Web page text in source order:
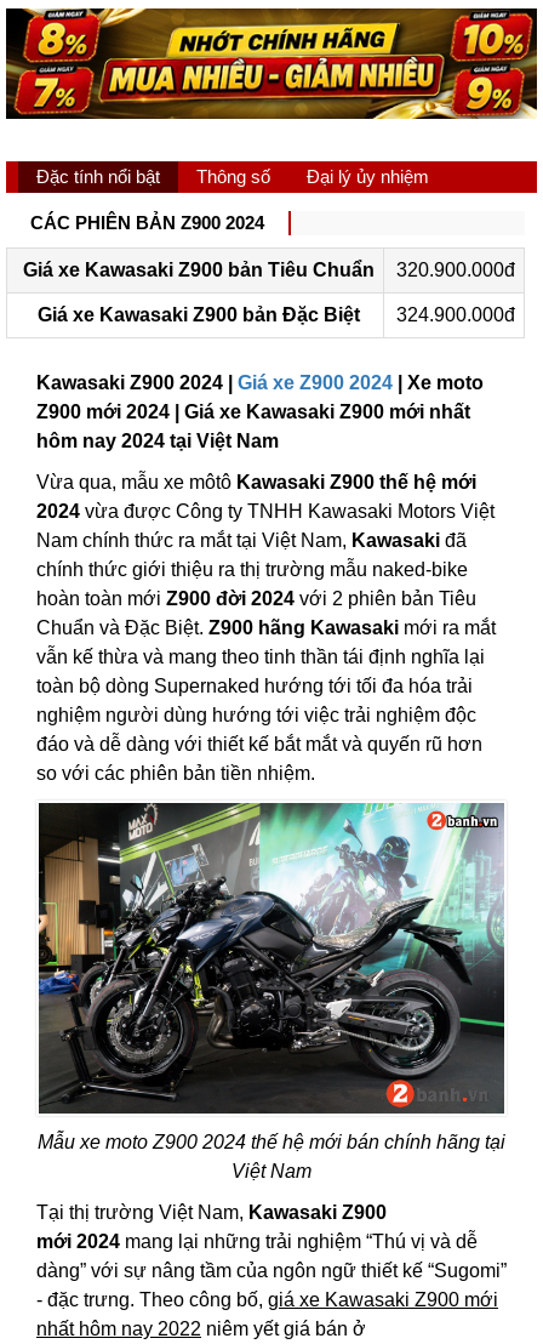
Đặc tính nổi bật Thông số Đại lý ủy nhiệm
CÁC PHIÊN BẢN Z900 2024
Giá xe Kawasaki Z900 bản Tiêu Chuẩn 320.900.000đ
Giá xe Kawasaki Z900 bản Đặc Biệt 324.900.000đ
Kawasaki Z900 2024 | Giá xe Z900 2024 | Xe moto
Z900 mới 2024 | Giá xe Kawasaki Z900 mới nhất
hôm nay 2024 tại Việt Nam
Vừa qua, mẫu xe môtô Kawasaki Z900 thế hệ mới
2024 vừa được Công ty TNHH Kawasaki Motors Việt
Nam chính thức ra mắt tại Việt Nam, Kawasaki đã
chính thức giới thiệu ra thị trường mẫu naked-bike
hoàn toàn mới Z900 đời 2024 với 2 phiên bản Tiêu
Chuẩn và Đặc Biệt. Z900 hãng Kawasaki mới ra mắt
vẫn kế thừa và mang theo tinh thần tái định nghĩa lại
toàn bộ dòng Supernaked hướng tới tối đa hóa trải
nghiệm người dùng hướng tới việc trải nghiệm độc
đáo và dễ dàng với thiết kế bắt mắt và quyến rũ hơn
so với các phiên bản tiền nhiệm.
Mẫu xe moto Z900 2024 thế hệ mới bán chính hãng tại
Việt Nam
Tại thị trường Việt Nam, Kawasaki Z900
mới 2024 mang lại những trải nghiệm “Thú vị và dễ
dàng” với sự nâng tầm của ngôn ngữ thiết kế “Sugomi”
- đặc trưng. Theo công bố, giá xe Kawasaki Z900 mới
nhất hôm nay 2022 niêm yết giá bán ở